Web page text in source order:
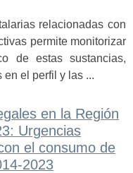
relacionadas con
permite monitorizar
de estas sustancias,
el perfil y las ...
en la Región
Urgencias
el consumo de
2023